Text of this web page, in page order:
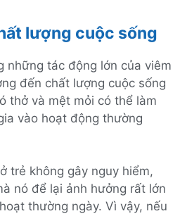
lượng cuộc sống
những tác động lớn của viêm
đến chất lượng cuộc sống
thở và mệt mỏi có thể làm
vào hoạt động thường
trẻ không gây nguy hiểm,
nó để lại ảnh hưởng rất lớn
thường ngày. Vì vậy, nếu